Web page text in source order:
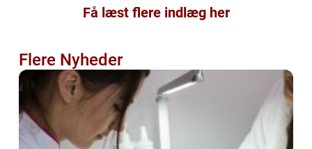
Få læst flere indlæg her
Flere Nyheder